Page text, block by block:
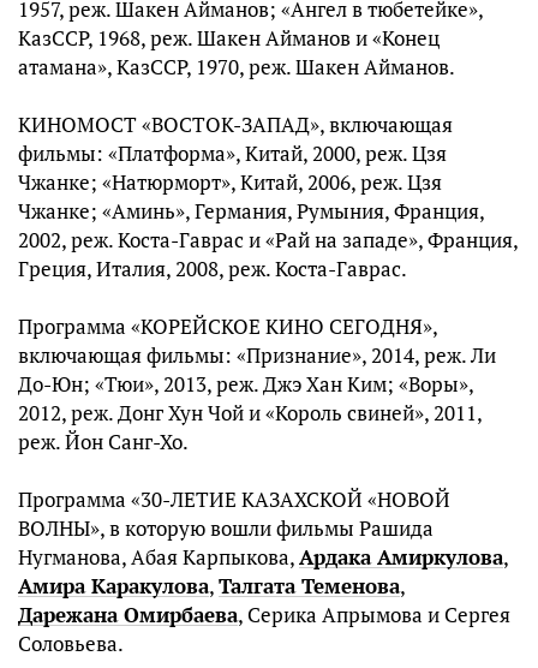
1957, реж. Шакен Айманов; «Ангел в тюбетейке»,
КазССР, 1968, реж. Шакен Айманов и «Конец
атамана», КазССР, 1970, реж. Шакен Айманов.
КИНОМОСТ «ВОСТОК-ЗАПАД», включающая
фильмы: «Платформа», Китай, 2000, реж. Цзя
Чжанке; «Натюрморт», Китай, 2006, реж. Цзя
Чжанке; «Аминь», Германия, Румыния, Франция,
2002, реж. Коста-Гаврас и «Рай на западе», Франция,
Греция, Италия, 2008, реж. Коста-Гаврас.
Программа «КОРЕЙСКОЕ КИНО СЕГОДНЯ»,
включающая фильмы: «Признание», 2014, реж. Ли
До-Юн; «Тюи», 2013, реж. Джэ Хан Ким; «Воры»,
2012, реж. Донг Хун Чой и «Король свиней», 2011,
реж. Йон Санг-Хо.
Программа «30-ЛЕТИЕ КАЗАХСКОЙ «НОВОЙ
ВОЛНЫ», в которую вошли фильмы Рашида
Нугманова, Абая Карпыкова,Ардака Амиркулова,
Амира Каракулова,Талгата Теменова,
Дарежана Омирбаева, Серика Апрымова и Сергея
Соловьева.